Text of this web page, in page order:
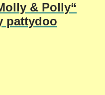
& Polly“
pattydoo